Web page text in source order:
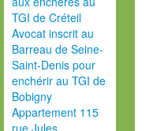
TGI de Créteil
Avocat inscrit au
Barreau de Seine-
Saint-Denis pour
enchérir au TGI de
Bobigny
Appartement 115
rue Jules